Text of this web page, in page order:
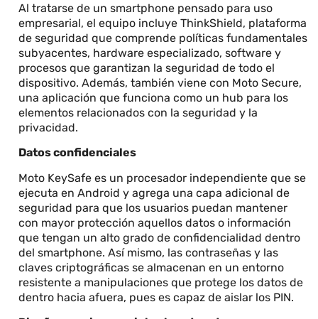
Al tratarse de un smartphone pensado para uso
empresarial, el equipo incluye ThinkShield, plataforma
de seguridad que comprende políticas fundamentales
subyacentes, hardware especializado, software y
procesos que garantizan la seguridad de todo el
dispositivo. Además, también viene con Moto Secure,
una aplicación que funciona como un hub para los
elementos relacionados con la seguridad y la
privacidad.
Datos confidenciales
Moto KeySafe es un procesador independiente que se
ejecuta en Android y agrega una capa adicional de
seguridad para que los usuarios puedan mantener
con mayor protección aquellos datos o información
que tengan un alto grado de confidencialidad dentro
del smartphone. Así mismo, las contraseñas y las
claves criptográficas se almacenan en un entorno
resistente a manipulaciones que protege los datos de
dentro hacia afuera, pues es capaz de aislar los PIN.